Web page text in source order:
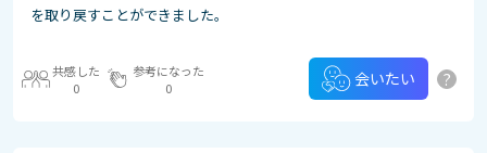
を取り戻すことができました。
共感した
0
参考になった
0
会いたい ?